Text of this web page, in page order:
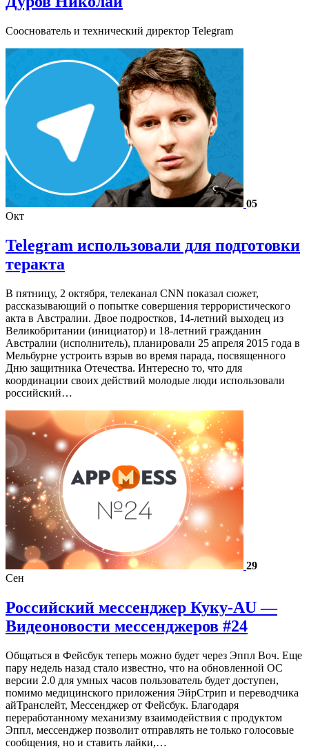
Сооснователь и технический директор Telegram
05
Окт
Telegram использовали для подготовки
теракта
В пятницу, 2 октября, телеканал СNN показал сюжет,
рассказывающий о попытке совершения террористического
акта в Австралии. Двое подростков, 14-летний выходец из
Великобритании (инициатор) и 18-летний гражданин
Австралии (исполнитель), планировали 25 апреля 2015 года в
Мельбурне устроить взрыв во время парада, посвященного
Дню защитника Отечества. Интересно то, что для
координации своих действий молодые люди использовали
российский…
29
Сен
Российский мессенджер Куку-AU —
Видеоновости мессенджеров #24
Общаться в Фейсбук теперь можно будет через Эппл Воч. Еще
пару недель назад стало известно, что на обновленной ОС
версии 2.0 для умных часов пользователь будет доступен,
помимо медицинского приложения ЭйрСтрип и переводчика
айТранслейт, Мессенджер от Фейсбук. Благодаря
переработанному механизму взаимодействия с продуктом
Эппл, мессенджер позволит отправлять не только голосовые
сообщения, но и ставить лайки,…